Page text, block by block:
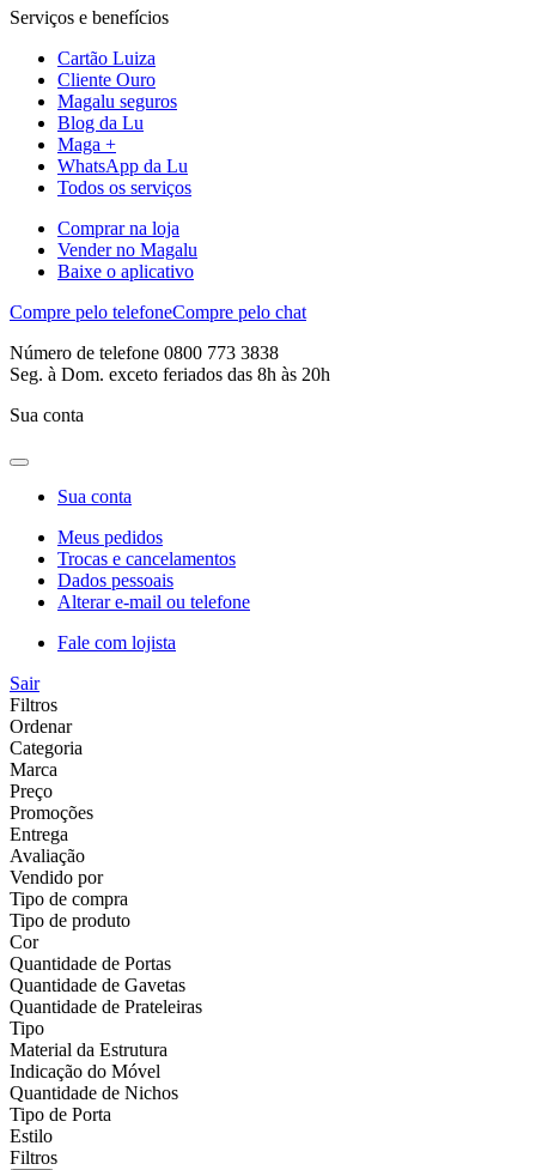
Serviços e benefícios
Cartão Luiza
Cliente Ouro
Magalu seguros
Blog da Lu
Maga +
WhatsApp da Lu
Todos os serviços
Comprar na loja
Vender no Magalu
Baixe o aplicativo
Compre pelo telefoneCompre pelo chat
Número de telefone 0800 773 3838
Seg. à Dom. exceto feriados das 8h às 20h
Sua conta
Sua conta
Meus pedidos
Trocas e cancelamentos
Dados pessoais
Alterar e-mail ou telefone
Fale com lojista
Sair
Filtros
Ordenar
Categoria
Marca
Preço
Promoções
Entrega
Avaliação
Vendido por
Tipo de compra
Tipo de produto
Cor
Quantidade de Portas
Quantidade de Gavetas
Quantidade de Prateleiras
Tipo
Material da Estrutura
Indicação do Móvel
Quantidade de Nichos
Tipo de Porta
Estilo
Filtros